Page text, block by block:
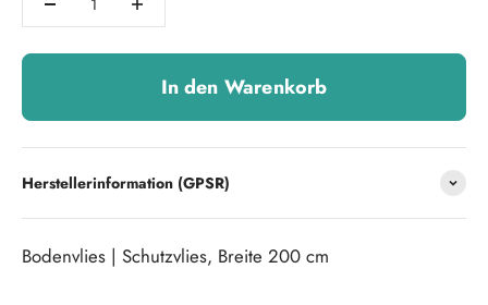
In den Warenkorb
Herstellerinformation (GPSR)
Bodenvlies | Schutzvlies, Breite 200 cm